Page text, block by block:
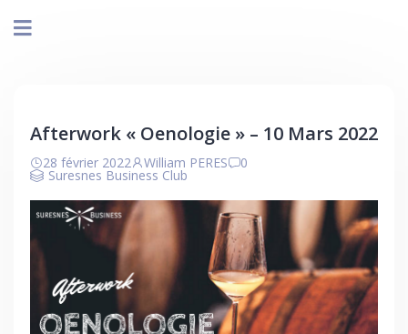
Afterwork « Oenologie » – 10 Mars 2022
28 février 2022 William PERES 0
Suresnes Business Club